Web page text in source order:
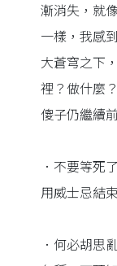
漸消失，就
一樣，我感
大蒼穹之下
裡？做什麼
傻子仍繼續
．不要等死
用威士忌結
．何必胡思